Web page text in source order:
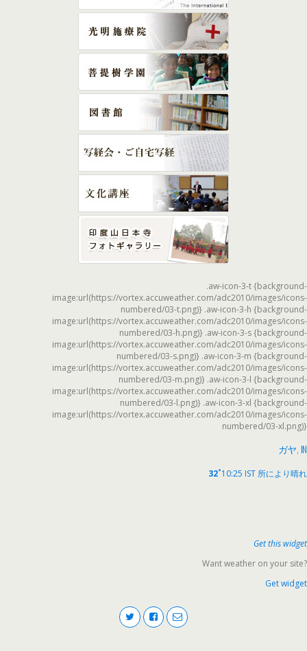
.aw-icon-3-t {background-
image:url(https://vortex.accuweather.com/adc2010/images/icons-
numbered/03-t.png)} .aw-icon-3-h {background-
image:url(https://vortex.accuweather.com/adc2010/images/icons-
numbered/03-h.png)} .aw-icon-3-s {background-
image:url(https://vortex.accuweather.com/adc2010/images/icons-
numbered/03-s.png)} .aw-icon-3-m {background-
image:url(https://vortex.accuweather.com/adc2010/images/icons-
numbered/03-m.png)} .aw-icon-3-l {background-
image:url(https://vortex.accuweather.com/adc2010/images/icons-
numbered/03-l.png)} .aw-icon-3-xl {background-
image:url(https://vortex.accuweather.com/adc2010/images/icons-
numbered/03-xl.png)}
ガヤ, IN
32°10:25 IST 所により晴れ
Get this widget
Want weather on your site?
Get widget